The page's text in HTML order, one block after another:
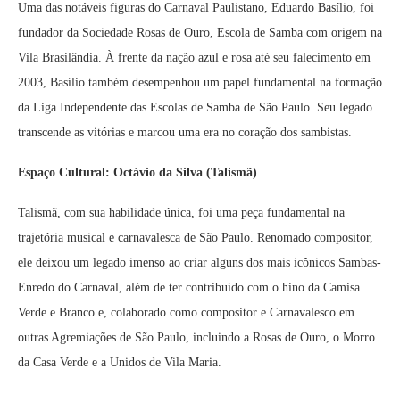
Uma das notáveis figuras do Carnaval Paulistano, Eduardo Basílio, foi
fundador da Sociedade Rosas de Ouro, Escola de Samba com origem na
Vila Brasilândia. À frente da nação azul e rosa até seu falecimento em
2003, Basílio também desempenhou um papel fundamental na formação
da Liga Independente das Escolas de Samba de São Paulo. Seu legado
transcende as vitórias e marcou uma era no coração dos sambistas.
Espaço Cultural: Octávio da Silva (Talismã)
Talismã, com sua habilidade única, foi uma peça fundamental na
trajetória musical e carnavalesca de São Paulo. Renomado compositor,
ele deixou um legado imenso ao criar alguns dos mais icônicos Sambas-
Enredo do Carnaval, além de ter contribuído com o hino da Camisa
Verde e Branco e, colaborado como compositor e Carnavalesco em
outras Agremiações de São Paulo, incluindo a Rosas de Ouro, o Morro
da Casa Verde e a Unidos de Vila Maria.